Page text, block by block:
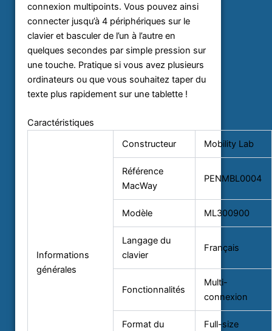
connexion multipoints. Vous pouvez ainsi
connecter jusqu’à 4 périphériques sur le
clavier et basculer de l’un à l’autre en
quelques secondes par simple pression sur
une touche. Pratique si vous avez plusieurs
ordinateurs ou que vous souhaitez taper du
texte plus rapidement sur une tablette !
Caractéristiques
Informations
générales
Constructeur Mobility Lab
Référence
MacWay
PENMBL0004
Modèle ML300900
Langage du
clavier
Français
Fonctionnalités
Multi-
connexion
Format du
Full-size